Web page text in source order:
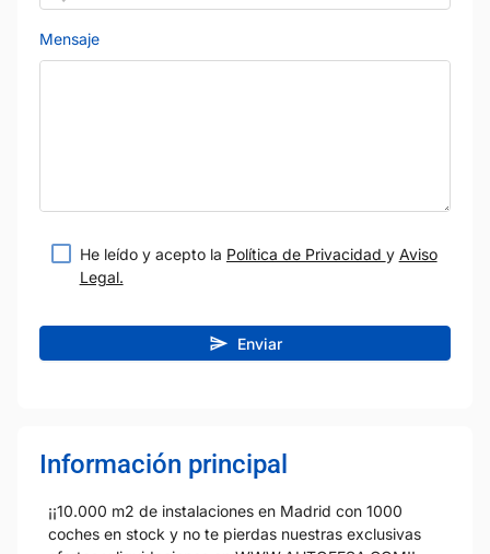
Mensaje
He leído y acepto la Política de Privacidad y Aviso
Legal.
Enviar
Información principal
¡¡10.000 m2 de instalaciones en Madrid con 1000
coches en stock y no te pierdas nuestras exclusivas